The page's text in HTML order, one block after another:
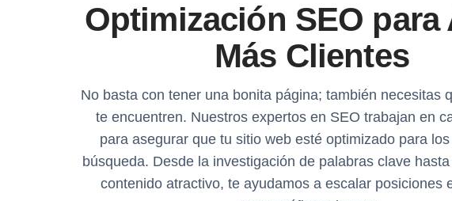
Optimización SEO para
Más Clientes
No basta con tener una bonita página; también necesitas
te encuentren. Nuestros expertos en SEO trabajan en
para asegurar que tu sitio web esté optimizado para
búsqueda. Desde la investigación de palabras clave
contenido atractivo, te ayudamos a escalar posiciones